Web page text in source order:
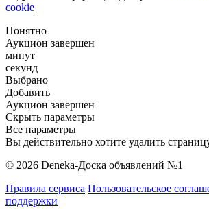
cookie
Понятно
Аукцион завершен
минут
секунд
Выбрано
Добавить
Аукцион завершен
Скрыть параметры
Все параметры
Вы действительно хотите удалить
© 2026 Deneka-Доска объявлений №1
Правила сервиса Пользовательское
поддержки